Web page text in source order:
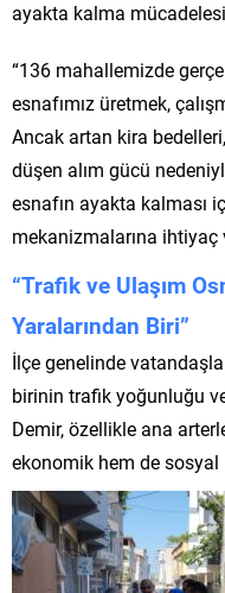
ayakta kalma
“136 mahallemizde
esnafımız üretmek,
Ancak artan kira
düşen alım gücü
esnafın ayakta kalması
mekanizmalarına ihtiyaç
“Trafik ve Ulaşım
Yaralarından Biri”
İlçe genelinde
birinin trafik yoğunluğu
Demir, özellikle ana
ekonomik hem de